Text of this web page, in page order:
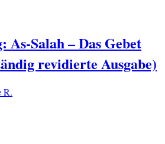
As-Salah – Das Gebet
revidierte Ausgabe)
R.